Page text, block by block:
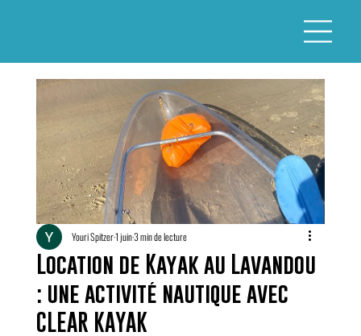
Location de Kayak au Lavandou
: une activité nautique avec
CLEAR KAYAK
Youri Spitzer1 juin3 min de lecture